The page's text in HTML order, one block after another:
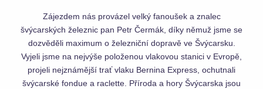
Zájezdem nás provázel velký fanoušek a znalec
švýcarských železnic pan Petr Čermák, díky němuž jsme se
dozvěděli maximum o železniční dopravě ve Švýcarsku.
Vyjeli jsme na nejvýše položenou vlakovou stanici v Evropě,
projeli nejznámější trať vlaku Bernina Express, ochutnali
švýcarské fondue a raclette. Příroda a hory Švýcarska jsou